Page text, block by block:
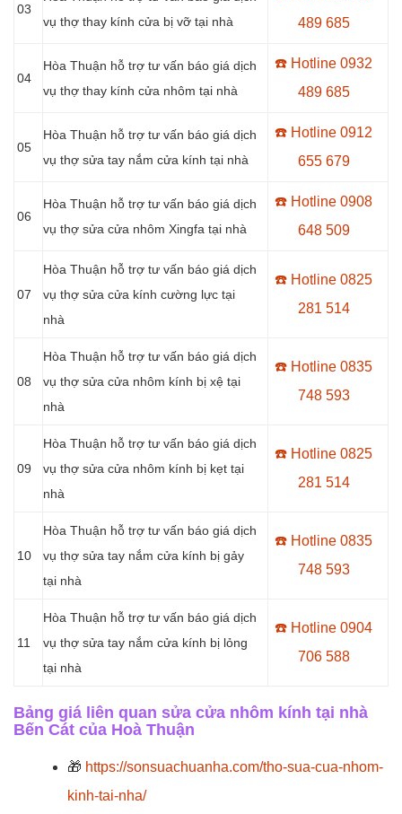
03
vụ thợ thay kính cửa bị vỡ tại nhà
489 685
04
Hòa Thuận hỗ trợ tư vấn báo giá dịch
vụ thợ thay kính cửa nhôm tại nhà
☎️ Hotline 0932
489 685
05
Hòa Thuận hỗ trợ tư vấn báo giá dịch
vụ thợ sửa tay nắm cửa kính tại nhà
☎️ Hotline 0912
655 679
06
Hòa Thuận hỗ trợ tư vấn báo giá dịch
vụ thợ sửa cửa nhôm Xingfa tại nhà
☎️ Hotline 0908
648 509
07
Hòa Thuận hỗ trợ tư vấn báo giá dịch
vụ thợ sửa cửa kính cường lực tại
nhà
☎️ Hotline 0825
281 514
08
Hòa Thuận hỗ trợ tư vấn báo giá dịch
vụ thợ sửa cửa nhôm kính bị xệ tại
nhà
☎️ Hotline 0835
748 593
09
Hòa Thuận hỗ trợ tư vấn báo giá dịch
vụ thợ sửa cửa nhôm kính bị kẹt tại
nhà
☎️ Hotline 0825
281 514
10
Hòa Thuận hỗ trợ tư vấn báo giá dịch
vụ thợ sửa tay nắm cửa kính bị gảy
tại nhà
☎️ Hotline 0835
748 593
11
Hòa Thuận hỗ trợ tư vấn báo giá dịch
vụ thợ sửa tay nắm cửa kính bị lỏng
tại nhà
☎️ Hotline 0904
706 588
Bảng giá liên quan sửa cửa nhôm kính tại nhà
Bến Cát của Hoà Thuận
🎁 https://sonsuachuanha.com/tho-sua-cua-nhom-
kinh-tai-nha/